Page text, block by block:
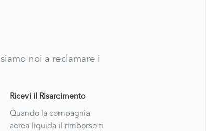
noi a reclamare i
Ricevi il Risarcimento
Quando la compagnia
aerea liquida il rimborso ti